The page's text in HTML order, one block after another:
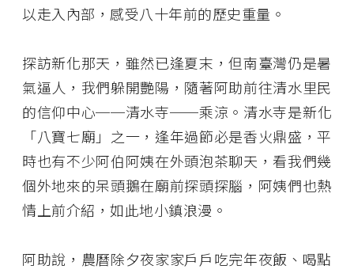
以走入內部，感受八十年前的歷史重量。
探訪新化那天，雖然已逢夏末，但南臺灣仍是暑
氣逼人，我們躲開艷陽，隨著阿助前往清水里民
的信仰中心──清水寺──乘涼。清水寺是新化
「八寶七廟」之一，逢年過節必是香火鼎盛，平
時也有不少阿伯阿姨在外頭泡茶聊天，看我們幾
個外地來的呆頭鵝在廟前探頭探腦，阿姨們也熱
情上前介紹，如此地小鎮浪漫。
阿助說，農曆除夕夜家家戶戶吃完年夜飯、喝點